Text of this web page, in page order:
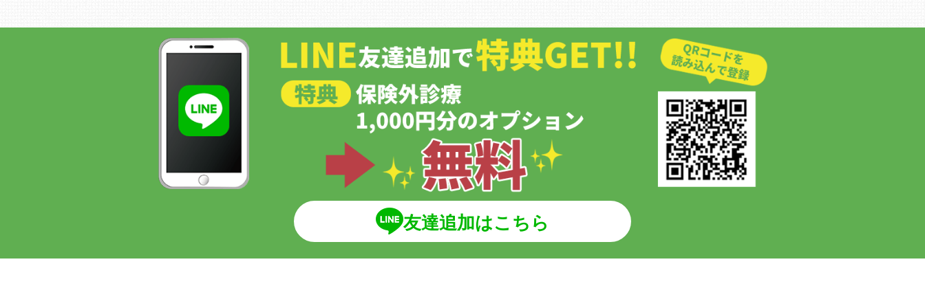
友達追加はこちら